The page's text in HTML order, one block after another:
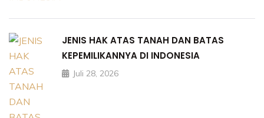
JENIS HAK ATAS TANAH DAN BATAS
KEPEMILIKANNYA DI INDONESIA
Juli 28, 2026